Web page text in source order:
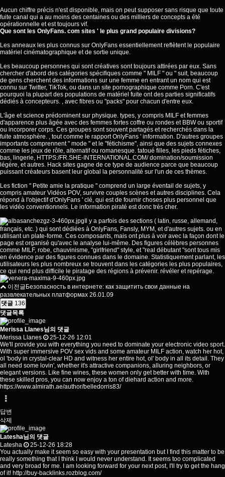
Aucun chiffre précis n'est disponible, mais on peut supposer sans risque que toute
fuite canal qui a au moins des centaines ou des milliers de concepts a été
opérationnelle et est toujours vif.
Que sont les OnlyFans. com sites ' le plus grand populaire divisions?
Les anneaux les plus connus sur OnlyFans essentiellement reflètent le populaire
matériel cinématographique et de sortie unique.
Les beaucoup personnes qui sont créatives sont toujours attirées par eux. Sans
chercher d'abord des catégories spécifiques comme " MILF " ou " suit, beaucoup
de gens cherchent des informations sur une femme en entrant un nom qui est
connu sur Twitter, TikTok, ou dans un site pornographique comme Porn. C'est
pourquoi la plupart des populations de matériel fuite ont des parties significatifs
dédiés à concepteurs. , avec fibres ou "packs" pour chacun d'entre eux.
L'âge et science prédominent sur physique. types, y compris MILF et femmes
d'apparence plus âgée avec des femmes fortes coffre ou rondes et BBW ou sportif
ou incorporer corps. Ces groupes sont souvent partagés et recherchés dans la
fuite atmosphère. , tout comme le rapport OnlyFans ' information. D'autres groupes
importants comprennent " mode " et le "fétichisme", ainsi que des sujets connexes
comme les jeux de rôle, alternatif ou romanesque. tatoué filles, les pieds fétiches,
bas, lingerie, HTTPS:/FR.SHE-INTERNATIONAL.COM/domination/soumission
légère, et autres. Hack sites gagne de ce type de audience parce que beaucoup
puissant créateurs basent leur global la personnalité sur l'un de ces thèmes.
Les fiction " Petite amie la pratique " comprend un large éventail de sujets, y
compris amateur Vidéos POV, survivre couples scènes et autres disciplines. Cela
répond à l'objectif d'OnlyFans ' clé, qui est de fournir choses plus personnel que
les vidéo conventionnels. Le information piraté est donc très cher.
Il y a parfois des sections ( latin, russe, allemand,
français, etc. ) qui sont dédiées à OnlyFans, Fansly, MYM, et d'autres sujets. ou en
utilisant un plate-forme. Ces composants, mais ont plus à voir avec la façon dont le
page est organisé qu'avec le analyse lui-même. Des figures célèbres personnes
comme MILF, robe, chauvinisme, "girlfriend" style, et "real débutant "sont tous mis
en évidence par des figures connues dans le domaine. Statistiquement parlant, les
utilisateurs les plus nombreux se trouvent dans les catégories les plus populaires,
ce qui rend plus difficile le piratage des régions à prévenir. révéler et repérage.
이전글 Безопасность в интернете: как защитить свои данные на
развлекательных платформах 26.01.09
댓글 136
댓글목록
Merissa Llanes님의 댓글
Merissa Llanes
25-12-26 12:01
We'll provide you with everything you need to dominate your electronic video sport.
With super immersive POV sex vids and some amateur MILF action, watch her hot,
ol 'body in crystal-clear HD and witness her entire hot, ol' body in all its detail. They
all need some lovin', whether it's attractive companions, alluring neighbors, or
elegant versions. Like fine wines, these women only get better with time. With
these skilled pros, you can now enjoy a ton of diehard action and more.
https://www.almirath.ae/author/belledorris83/
답변
삭제
Latesha님의 댓글
Latesha
25-12-26 18:28
You actually make it seem so easy with your presentation but I find this matter to be
really something that I think I would never understand. It seems too complicated
and very broad for me. I am looking forward for your next post, I'll try to get the hang
of it! http://buy-backlinks.rozblog.com/